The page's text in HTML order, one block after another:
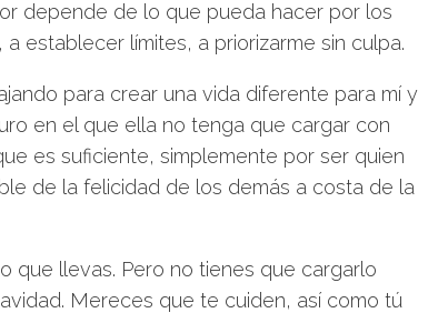
depende de lo que pueda hacer por los
establecer límites, a priorizarme sin culpa.
para crear una vida diferente para mí y
en el que ella no tenga que cargar con
es suficiente, simplemente por ser quien
de la felicidad de los demás a costa de la
que llevas. Pero no tienes que cargarlo
Mereces que te cuiden, así como tú